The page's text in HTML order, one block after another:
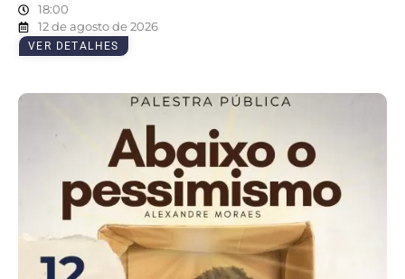
18:00
12 de agosto de 2026
VER DETALHES